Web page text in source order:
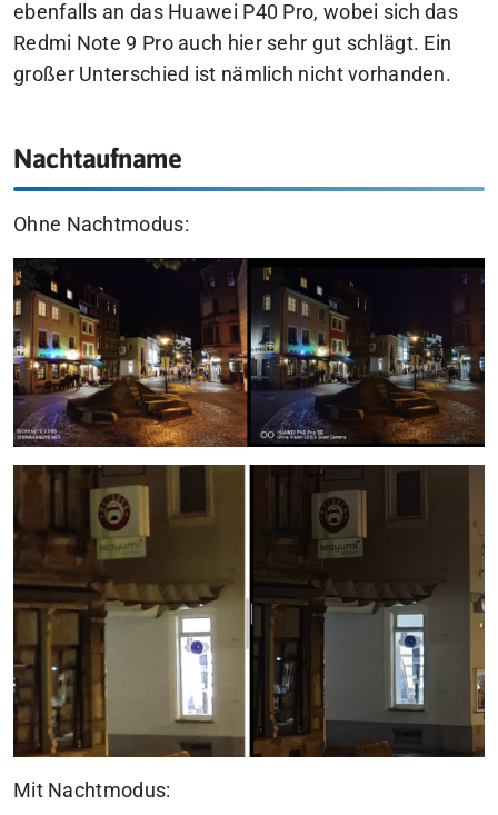
ebenfalls an das Huawei P40 Pro, wobei sich das
Redmi Note 9 Pro auch hier sehr gut schlägt. Ein
großer Unterschied ist nämlich nicht vorhanden.
Nachtaufname
Ohne Nachtmodus:
Mit Nachtmodus: